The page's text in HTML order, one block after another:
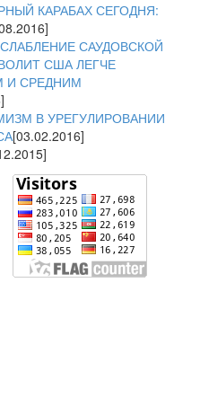
КАРАБАХ СЕГОДНЯ:
САУДОВСКОЙ
США ЛЕГЧЕ
И СРЕДНИМ
В УРЕГУЛИРОВАНИИ
[03.02.2016]